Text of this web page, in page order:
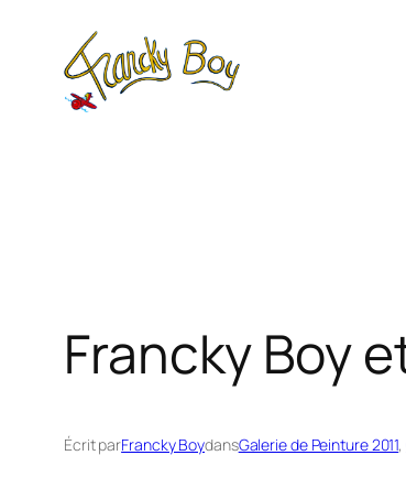
contenu
Francky Boy
Écrit parFrancky BoydansGalerie de Peinture 2011,